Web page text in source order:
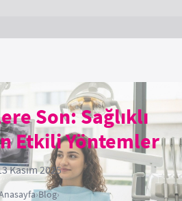
Son: Sağlıklı
Etkili Yöntemler
Kasım 2025
›Blog›